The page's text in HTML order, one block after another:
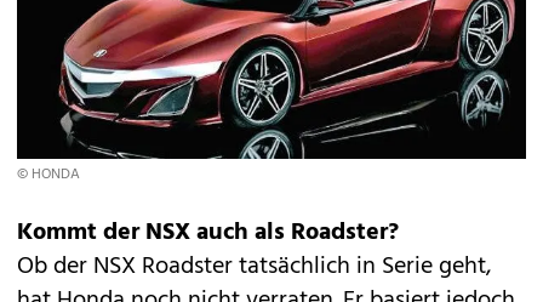
© HONDA
Kommt der NSX auch als Roadster?
Ob der NSX Roadster tatsächlich in Serie geht,